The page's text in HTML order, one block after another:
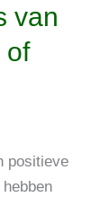
van
of
positieve